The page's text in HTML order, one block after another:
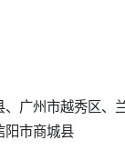
广州市越秀区、
阳市商城县